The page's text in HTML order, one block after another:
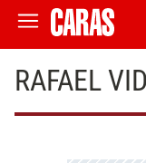
RAFAEL